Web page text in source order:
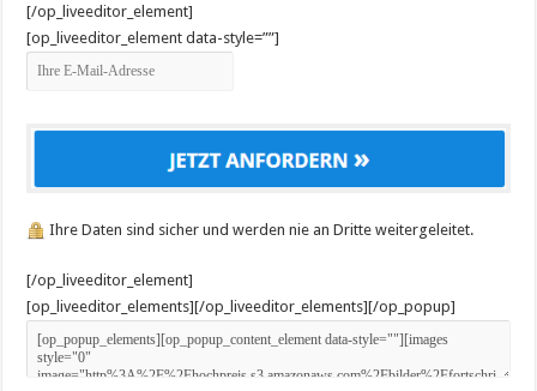
[/op_liveeditor_element]
[op_liveeditor_element data-style=””]
Ihre Daten sind sicher und werden nie an Dritte weitergeleitet.
[/op_liveeditor_element]
[op_liveeditor_elements][/op_liveeditor_elements][/op_popup]